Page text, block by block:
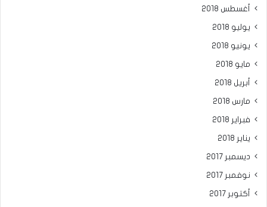
أغسطس 2018
يوليو 2018
يونيو 2018
مايو 2018
أبريل 2018
مارس 2018
فبراير 2018
يناير 2018
ديسمبر 2017
نوفمبر 2017
أكتوبر 2017